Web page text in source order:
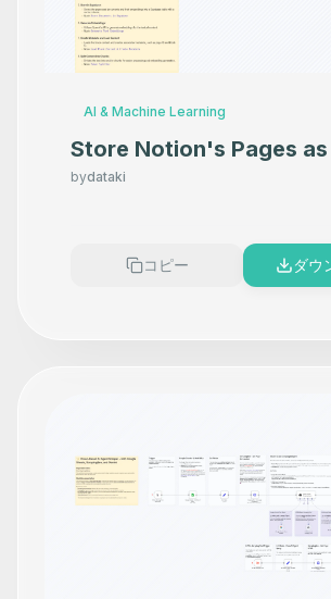
AI & Machine Learning
Store Notion's Pages
Documents into
bydataki
コピー ダウ